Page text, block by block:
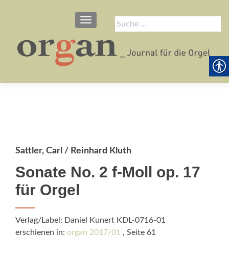
Suche
nach:
SCHALTE NAVIGATION
Sattler, Carl / Reinhard Kluth
Sonate No. 2 f-Moll op. 17
für Orgel
Verlag/Label: Daniel Kunert KDL-0716-01
erschienen in: organ 2017/01 , Seite 61